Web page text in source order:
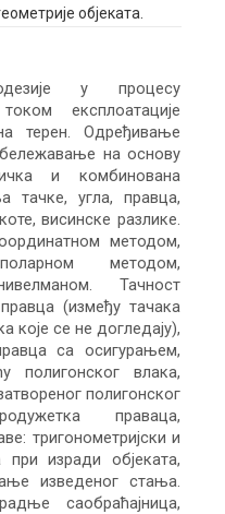
објеката.
у процесу
експлоатације
терен. Одређивање
на основу
и комбинована
тачке, угла, правца,
висинске разлике.
методом,
методом,
Тачност
(између тачака
које се не догледају),
са осигурањем,
полигонског влака,
полигонског
праваца,
тригонометријски и
изради објеката,
изведеног стања.
саобраћајница,